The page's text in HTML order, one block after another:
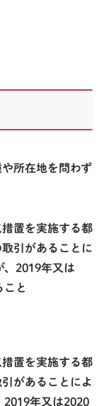
所在地を問わず
置を実施する都
引があることに
、2019年又は
と
置を実施する都
があることによ
2019年又は2020